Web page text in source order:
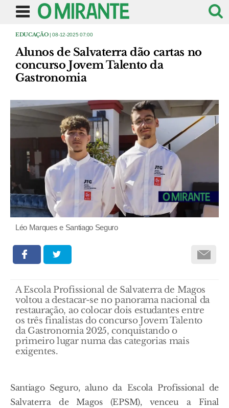
EDUCAÇÃO| 08-12-2025 07:00
Alunos de Salvaterra dão cartas no
concurso Jovem Talento da
Gastronomia
Léo Marques e Santiago Seguro
A Escola Profissional de Salvaterra de Magos
voltou a destacar-se no panorama nacional da
restauração, ao colocar dois estudantes entre
os três finalistas do concurso Jovem Talento
da Gastronomia 2025, conquistando o
primeiro lugar numa das categorias mais
exigentes.
Santiago Seguro, aluno da Escola Profissional de
Salvaterra de Magos (EPSM), venceu a Final